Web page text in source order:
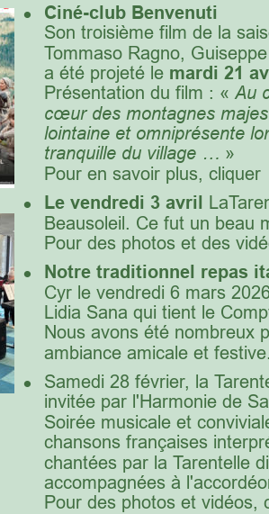
• Ciné-club Benvenuti
Son troisième film de la
Tommaso Ragno,
a été projeté le mardi 21
Présentation du film : « Au
cœur des montagnes
lointaine et omniprésente
tranquille du village … »
Pour en savoir plus,
• Le vendredi 3 avril
Beausoleil. Ce fut un beau
Pour des photos et des
• Notre traditionnel repas
Cyr le vendredi 6 mars
Lidia Sana qui tient le
Nous avons été nombreux
ambiance amicale et
•
Samedi 28 février, la
invitée par l'Harmonie de
Soirée musicale et
chansons françaises
chantées par la Tarentelle
accompagnées à
Pour des photos et vidéos,